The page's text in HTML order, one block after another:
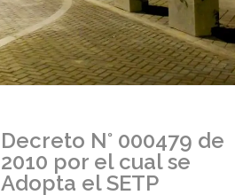
Decreto N° 000479 de
2010 por el cual se
Adopta el SETP